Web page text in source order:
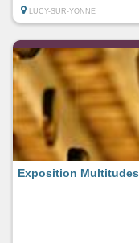
LUCY-SUR-YONNE
Exposition Multitudes